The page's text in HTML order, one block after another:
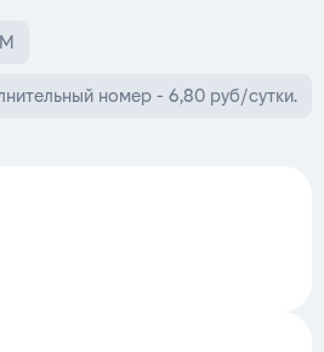
номер - 6,80 руб/сутки.